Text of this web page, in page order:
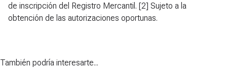
de inscripción del Registro Mercantil. [2] Sujeto a la
obtención de las autorizaciones oportunas.
También podría interesarte...